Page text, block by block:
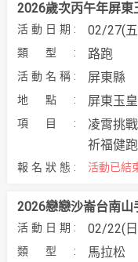
02/27(
路跑
屏東縣
2026歲次丙午年屏
屏東玉
凌霄挑
祈福健
活動已結
02/22(
馬拉松
2026戀戀沙崙台南山